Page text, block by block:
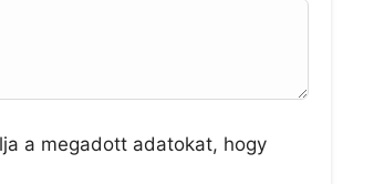
a megadott adatokat, hogy